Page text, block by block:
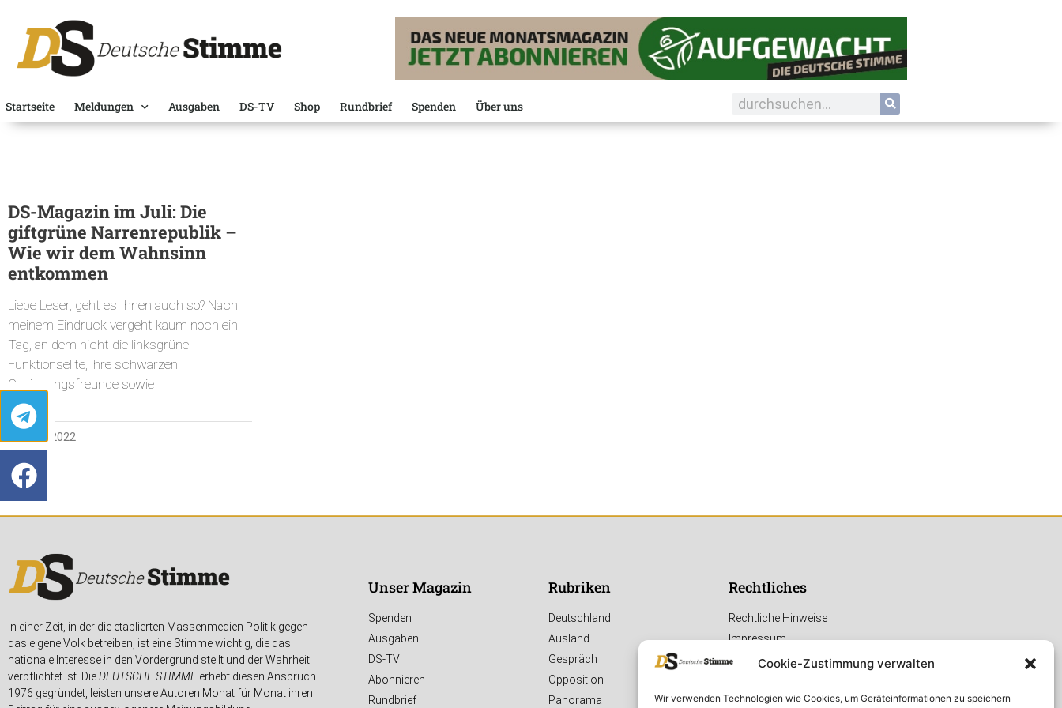
Cookie-Zustimmung verwalten
Wir verwenden Technologien wie Cookies, um Geräteinformationen zu speichern
Startseite Meldungen Ausgaben DS-TV Shop Rundbrief Spenden Über uns
DS-Magazin im Juli: Die
giftgrüne Narrenrepublik –
Wie wir dem Wahnsinn
entkommen
Liebe Leser, geht es Ihnen auch so? Nach
meinem Eindruck vergeht kaum noch ein
Tag, an dem nicht die linksgrüne
Funktionselite, ihre schwarzen
Gesinnungsfreunde sowie
23. JUNI 2022
In einer Zeit, in der die etablierten Massenmedien Politik gegen
das eigene Volk betreiben, ist eine Stimme wichtig, die das
nationale Interesse in den Vordergrund stellt und der Wahrheit
verpflichtet ist. DieDEUTSCHE STIMMEerhebt diesen Anspruch.
1976 gegründet, leisten unsere Autoren Monat für Monat ihren
Unser Magazin
Spenden
Ausgaben
DS-TV
Abonnieren
Rundbrief
Rubriken
Deutschland
Ausland
Gespräch
Opposition
Panorama
Rechtliches
Rechtliche Hinweise
Impressum
Datenschutzerklärung